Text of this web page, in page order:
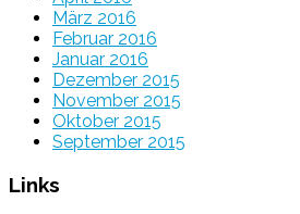
März 2016
Februar 2016
Januar 2016
Dezember 2015
November 2015
Oktober 2015
September 2015
Links